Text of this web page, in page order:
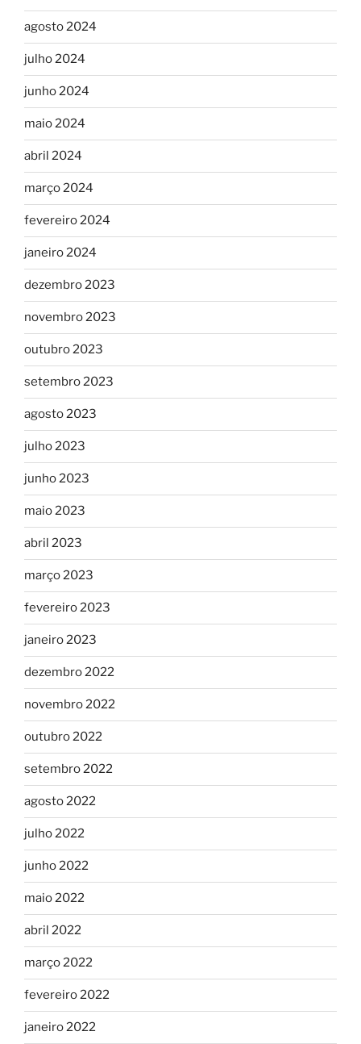
agosto 2024
julho 2024
junho 2024
maio 2024
abril 2024
março 2024
fevereiro 2024
janeiro 2024
dezembro 2023
novembro 2023
outubro 2023
setembro 2023
agosto 2023
julho 2023
junho 2023
maio 2023
abril 2023
março 2023
fevereiro 2023
janeiro 2023
dezembro 2022
novembro 2022
outubro 2022
setembro 2022
agosto 2022
julho 2022
junho 2022
maio 2022
abril 2022
março 2022
fevereiro 2022
janeiro 2022